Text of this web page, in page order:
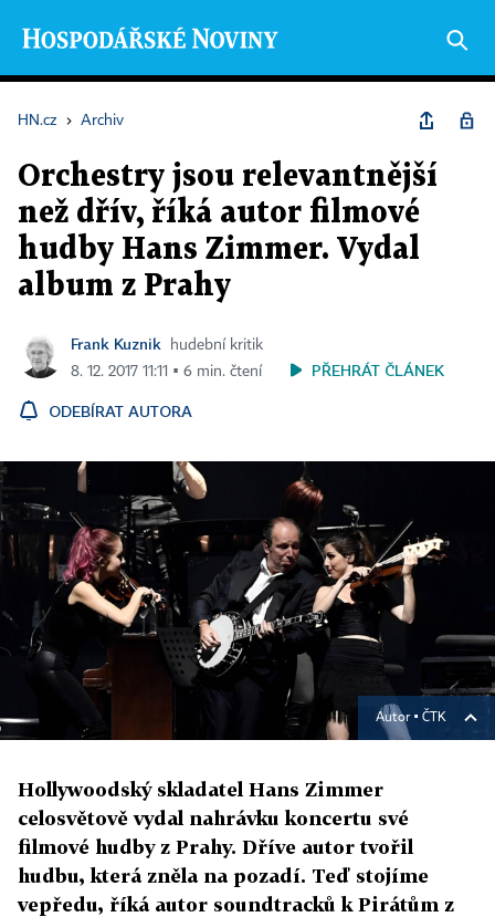
HN.cz › Archiv
Orchestry jsou relevantnější
než dřív, říká autor filmové
hudby Hans Zimmer. Vydal
album z Prahy
Frank Kuznik
hudební kritik
8. 12. 2017 11:11 ▪ 6 min. čtení
PŘEHRÁT ČLÁNEK
ODEBÍRAT AUTORA
Autor ▪ ČTK
Hollywoodský skladatel Hans Zimmer
celosvětově vydal nahrávku koncertu své
filmové hudby z Prahy. Dříve autor tvořil
hudbu, která zněla na pozadí. Teď stojíme
vepředu, říká autor soundtracků k Pirátům z